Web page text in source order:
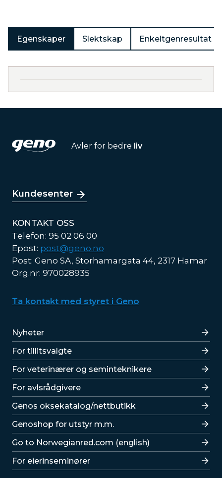
Egenskaper Slektskap Enkeltgenresultat
Avler for bedre liv
Kundesenter
KONTAKT OSS
Telefon: 95 02 06 00
Epost: post@geno.no
Post: Geno SA, Storhamargata 44, 2317 Hamar
Org.nr: 970028935
Ta kontakt med styret i Geno
Lenker
Nyheter
For tillitsvalgte
For veterinærer og seminteknikere
For avlsrådgivere
Lenker
Genos oksekatalog/nettbutikk
Genoshop for utstyr m.m.
Go to Norwegianred.com (english)
For eierinseminører